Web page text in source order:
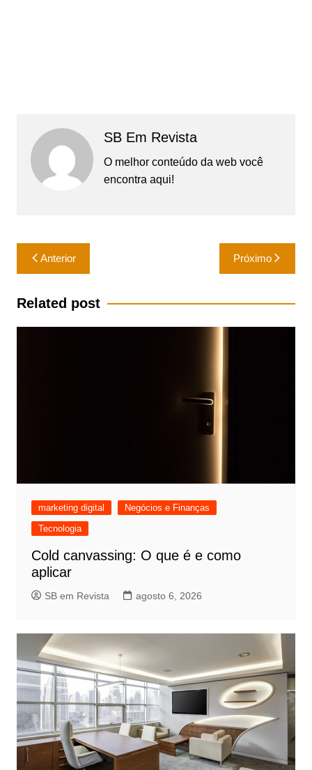
SB Em Revista
O melhor conteúdo da web você
encontra aqui!
Navegação
de
Post
Anterior Próximo
Related post
marketing digital
Negócios e Finanças
Tecnologia
Cold canvassing: O que é e como
aplicar
SB em Revista agosto 6, 2026